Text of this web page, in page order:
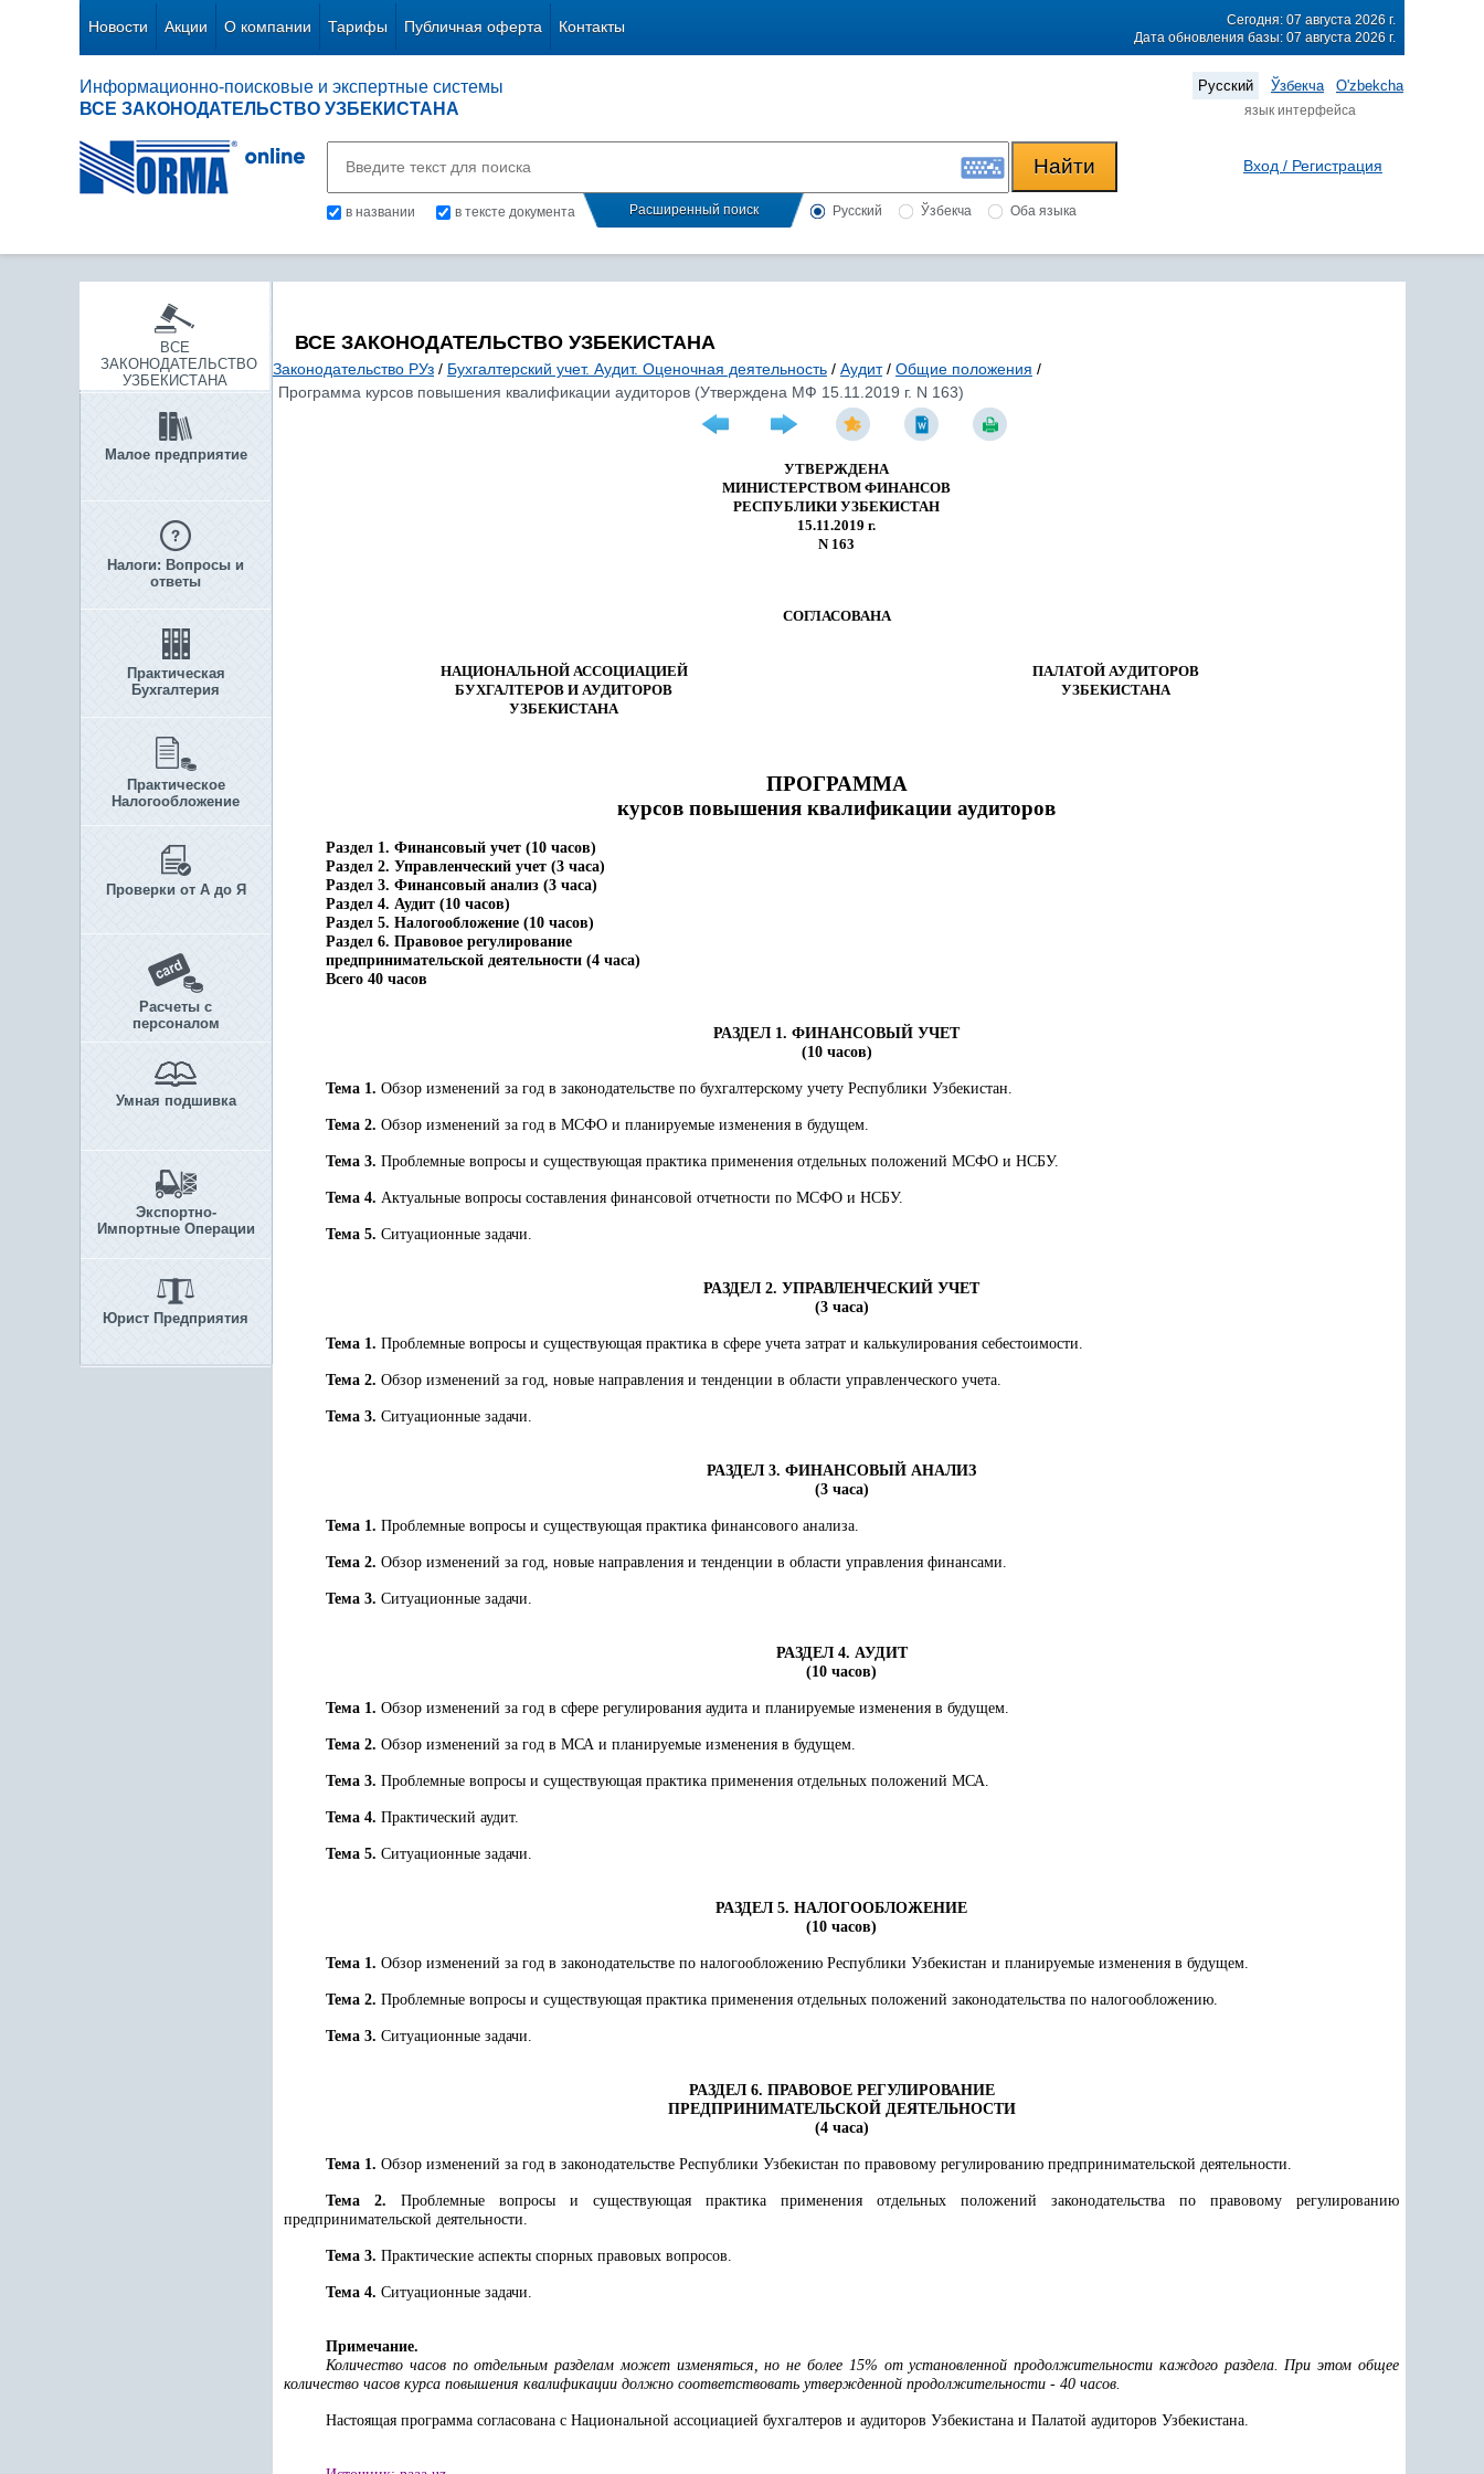
Новости Акции О компании Тарифы Публичная оферта Контакты
Сегодня: 07 августа 2026 г.
Дата обновления базы: 07 августа 2026 г.
Информационно-поисковые и экспертные системы
ВСЕ ЗАКОНОДАТЕЛЬСТВО УЗБЕКИСТАНА
Русский Ўзбекча O'zbekcha
язык интерфейса
в названии в тексте документа Расширенный поиск Русский Ўзбекча Оба языка
Вход / Регистрация
ВСЕ
ЗАКОНОДАТЕЛЬСТВО
УЗБЕКИСТАНА
Малое предприятие
Налоги: Вопросы и
ответы
Практическая
Бухгалтерия
Практическое
Налогообложение
Проверки от А до Я
Расчеты с
персоналом
Умная подшивка
Экспортно-
Импортные Операции
Юрист Предприятия
ВСЕ ЗАКОНОДАТЕЛЬСТВО УЗБЕКИСТАНА
Законодательство РУз / Бухгалтерский учет. Аудит. Оценочная деятельность / Аудит / Общие положения /
Программа курсов повышения квалификации аудиторов (Утверждена МФ 15.11.2019 г. N 163)
УТВЕРЖДЕНА
МИНИСТЕРСТВОМ ФИНАНСОВ
РЕСПУБЛИКИ УЗБЕКИСТАН
15.11.2019 г.
N 163
СОГЛАСОВАНА
НАЦИОНАЛЬНОЙ АССОЦИАЦИЕЙ
БУХГАЛТЕРОВ И АУДИТОРОВ
УЗБЕКИСТАНА
ПАЛАТОЙ АУДИТОРОВ
УЗБЕКИСТАНА
ПРОГРАММА
курсов повышения квалификации аудиторов
Раздел 1. Финансовый учет (10 часов)
Раздел 2. Управленческий учет (3 часа)
Раздел 3. Финансовый анализ (3 часа)
Раздел 4. Аудит (10 часов)
Раздел 5. Налогообложение (10 часов)
Раздел 6. Правовое регулирование
предпринимательской деятельности (4 часа)
Всего 40 часов
РАЗДЕЛ 1. ФИНАНСОВЫЙ УЧЕТ
(10 часов)
Тема 1. Обзор изменений за год в законодательстве по бухгалтерскому учету Республики Узбекистан.
Тема 2. Обзор изменений за год в МСФО и планируемые изменения в будущем.
Тема 3. Проблемные вопросы и существующая практика применения отдельных положений МСФО и НСБУ.
Тема 4. Актуальные вопросы составления финансовой отчетности по МСФО и НСБУ.
Тема 5. Ситуационные задачи.
РАЗДЕЛ 2. УПРАВЛЕНЧЕСКИЙ УЧЕТ
(3 часа)
Тема 1. Проблемные вопросы и существующая практика в сфере учета затрат и калькулирования себестоимости.
Тема 2. Обзор изменений за год, новые направления и тенденции в области управленческого учета.
Тема 3. Ситуационные задачи.
РАЗДЕЛ 3. ФИНАНСОВЫЙ АНАЛИЗ
(3 часа)
Тема 1. Проблемные вопросы и существующая практика финансового анализа.
Тема 2. Обзор изменений за год, новые направления и тенденции в области управления финансами.
Тема 3. Ситуационные задачи.
РАЗДЕЛ 4. АУДИТ
(10 часов)
Тема 1. Обзор изменений за год в сфере регулирования аудита и планируемые изменения в будущем.
Тема 2. Обзор изменений за год в МСА и планируемые изменения в будущем.
Тема 3. Проблемные вопросы и существующая практика применения отдельных положений МСА.
Тема 4. Практический аудит.
Тема 5. Ситуационные задачи.
РАЗДЕЛ 5. НАЛОГООБЛОЖЕНИЕ
(10 часов)
Тема 1. Обзор изменений за год в законодательстве по налогообложению Республики Узбекистан и планируемые изменения в будущем.
Тема 2. Проблемные вопросы и существующая практика применения отдельных положений законодательства по налогообложению.
Тема 3. Ситуационные задачи.
РАЗДЕЛ 6. ПРАВОВОЕ РЕГУЛИРОВАНИЕ
ПРЕДПРИНИМАТЕЛЬСКОЙ ДЕЯТЕЛЬНОСТИ
(4 часа)
Тема 1. Обзор изменений за год в законодательстве Республики Узбекистан по правовому регулированию предпринимательской деятельности.
Тема 2. Проблемные вопросы и существующая практика применения отдельных положений законодательства по правовому регулированию
предпринимательской деятельности.
Тема 3. Практические аспекты спорных правовых вопросов.
Тема 4. Ситуационные задачи.
Примечание.
Количество часов по отдельным разделам может изменяться, но не более 15% от установленной продолжительности каждого раздела. При этом общее
количество часов курса повышения квалификации должно соответствовать утвержденной продолжительности - 40 часов.
Настоящая программа согласована с Национальной ассоциацией бухгалтеров и аудиторов Узбекистана и Палатой аудиторов Узбекистана.